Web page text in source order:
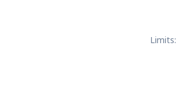
Limits: